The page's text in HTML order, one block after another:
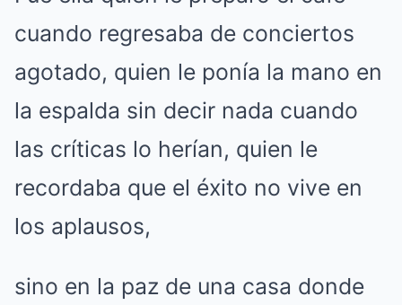
cuando regresaba de conciertos
agotado, quien le ponía la mano en
la espalda sin decir nada cuando
las críticas lo herían, quien le
recordaba que el éxito no vive en
los aplausos,
sino en la paz de una casa donde